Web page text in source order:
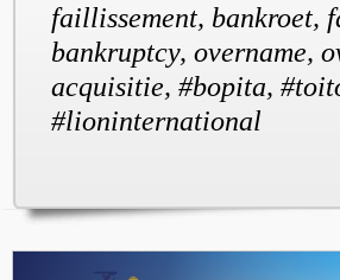
faillissement, bankroet,
bankruptcy, overname,
acquisitie, #bopita,
#lioninternational